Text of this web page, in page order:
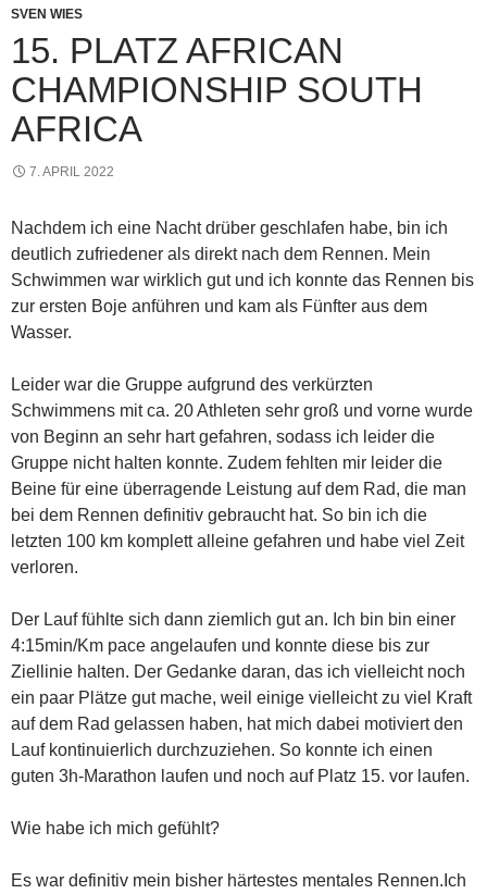
SVEN WIES
15. PLATZ AFRICAN
CHAMPIONSHIP SOUTH
AFRICA
7. APRIL 2022
Nachdem ich eine Nacht drüber geschlafen habe, bin ich
deutlich zufriedener als direkt nach dem Rennen. Mein
Schwimmen war wirklich gut und ich konnte das Rennen bis
zur ersten Boje anführen und kam als Fünfter aus dem
Wasser.
Leider war die Gruppe aufgrund des verkürzten
Schwimmens mit ca. 20 Athleten sehr groß und vorne wurde
von Beginn an sehr hart gefahren, sodass ich leider die
Gruppe nicht halten konnte. Zudem fehlten mir leider die
Beine für eine überragende Leistung auf dem Rad, die man
bei dem Rennen definitiv gebraucht hat. So bin ich die
letzten 100 km komplett alleine gefahren und habe viel Zeit
verloren.
Der Lauf fühlte sich dann ziemlich gut an. Ich bin bin einer
4:15min/Km pace angelaufen und konnte diese bis zur
Ziellinie halten. Der Gedanke daran, das ich vielleicht noch
ein paar Plätze gut mache, weil einige vielleicht zu viel Kraft
auf dem Rad gelassen haben, hat mich dabei motiviert den
Lauf kontinuierlich durchzuziehen. So konnte ich einen
guten 3h-Marathon laufen und noch auf Platz 15. vor laufen.
Wie habe ich mich gefühlt?
Es war definitiv mein bisher härtestes mentales Rennen.Ich